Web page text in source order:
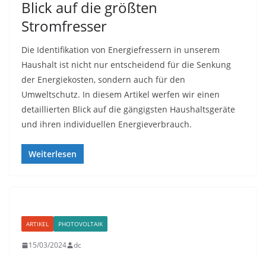
Blick auf die größten
Stromfresser
Die Identifikation von Energiefressern in unserem
Haushalt ist nicht nur entscheidend für die Senkung
der Energiekosten, sondern auch für den
Umweltschutz. In diesem Artikel werfen wir einen
detaillierten Blick auf die gängigsten Haushaltsgeräte
und ihren individuellen Energieverbrauch.
Weiterlesen
ARTIKEL PHOTOVOLTAIK
15/03/2024 dc